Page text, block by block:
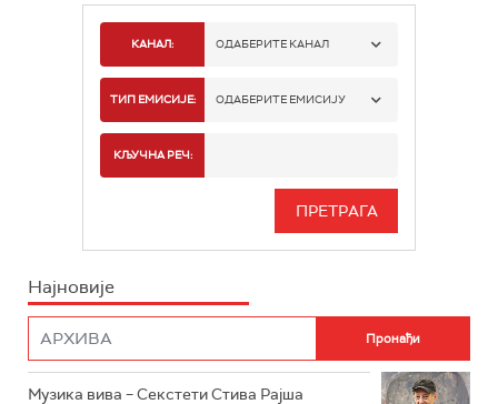
КАНАЛ: ОДАБЕРИТЕ КАНАЛ
РАДИО БЕОГРАД 1
РАДИО БЕОГРАД 3
РАДИО РОКЕНРОЛЕР
ТИП ЕМИСИЈЕ: ОДАБЕРИТЕ ЕМИСИЈУ
ИНФО
КЉУЧНА РЕЧ:
Најновије
Музика вива – Секстети Стива Рајша